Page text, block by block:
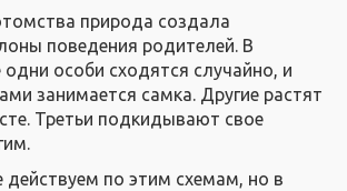
природа создала
поведения родителей. В
особи сходятся случайно, и
занимается самка. Другие растят
Третьи подкидывают свое
по этим схемам, но в